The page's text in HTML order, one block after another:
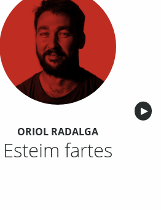
▶︎
ORIOL RADALGA
Esteim fartes